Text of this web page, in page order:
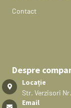
Contact
Despre
Locație
Str. Verzisori
Email